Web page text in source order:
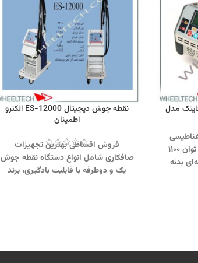
مدل
فایتک مدل FY-HI1100W با توان ۱۱۰۰
بدنه
نقطه جوش دیجیتال ES-12000 الکترو
اطمینان
فروش اقساطی بهترین تجهیزات
صافکاری شامل انواع دستگاه‌ نقطه جوش
یک‌ و دوطرفه با قابلیت بادگیری، برند
کنید.